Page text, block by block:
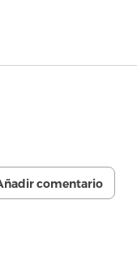
comentario